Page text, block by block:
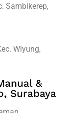
Sambikerep,
Wiyung,
&
Surabaya